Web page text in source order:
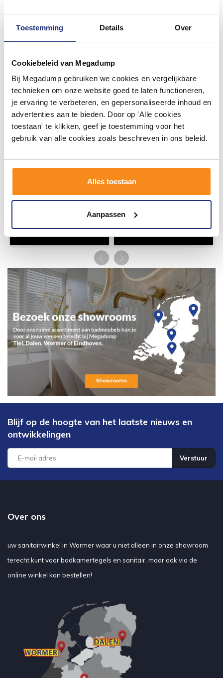
Toestemming Details Over
Cookiebeleid van Megadump
Bij Megadump gebruiken we cookies en vergelijkbare
technieken om onze website goed te laten functioneren,
je ervaring te verbeteren, en gepersonaliseerde inhoud en
advertenties aan te bieden. Door op 'Alle cookies
toestaan' te klikken, geef je toestemming voor het
gebruik van alle cookies zoals beschreven in ons beleid.
Alles toestaan
Aanpassen
#mijndroombadkamer
Wij geloven in de kracht van delen. Deel jouw
badkamer op Instagram met #mijndroombadkamer
en tag @megadumpnl. Samen bouwen we een
inspirerende omgeving vol met unieke
badkamerstijlen. Doe je mee?
Blijf op de hoogte van het laatste nieuws en
ontwikkelingen
Verstuur
Over ons
uw sanitairwinkel in Wormer waar u niet alleen in onze showroom
terecht kunt voor badkamertegels en sanitair, maar ook via de
online winkel kan bestellen!